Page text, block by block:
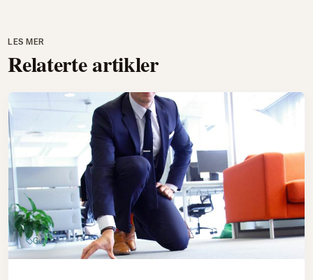
LES MER
Relaterte artikler
Gulv